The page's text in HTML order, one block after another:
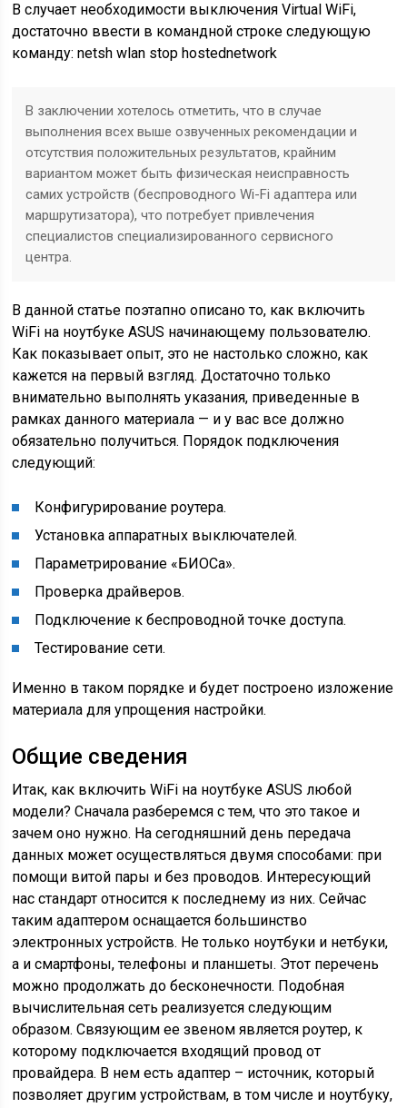
В случает необходимости выключения Virtual WiFi,
достаточно ввести в командной строке следующую
команду: netsh wlan stop hostednetwork
В заключении хотелось отметить, что в случае
выполнения всех выше озвученных рекомендации и
отсутствия положительных результатов, крайним
вариантом может быть физическая неисправность
самих устройств (беспроводного Wi-Fi адаптера или
маршрутизатора), что потребует привлечения
специалистов специализированного сервисного
центра.
В данной статье поэтапно описано то, как включить
WiFi на ноутбуке ASUS начинающему пользователю.
Как показывает опыт, это не настолько сложно, как
кажется на первый взгляд. Достаточно только
внимательно выполнять указания, приведенные в
рамках данного материала — и у вас все должно
обязательно получиться. Порядок подключения
следующий:
Конфигурирование роутера.
Установка аппаратных выключателей.
Параметрирование «БИОСа».
Проверка драйверов.
Подключение к беспроводной точке доступа.
Тестирование сети.
Именно в таком порядке и будет построено изложение
материала для упрощения настройки.
Общие сведения
Итак, как включить WiFi на ноутбуке ASUS любой
модели? Сначала разберемся с тем, что это такое и
зачем оно нужно. На сегодняшний день передача
данных может осуществляться двумя способами: при
помощи витой пары и без проводов. Интересующий
нас стандарт относится к последнему из них. Сейчас
таким адаптером оснащается большинство
электронных устройств. Не только ноутбуки и нетбуки,
а и смартфоны, телефоны и планшеты. Этот перечень
можно продолжать до бесконечности. Подобная
вычислительная сеть реализуется следующим
образом. Связующим ее звеном является роутер, к
которому подключается входящий провод от
провайдера. В нем есть адаптер – источник, который
позволяет другим устройствам, в том числе и ноутбуку,